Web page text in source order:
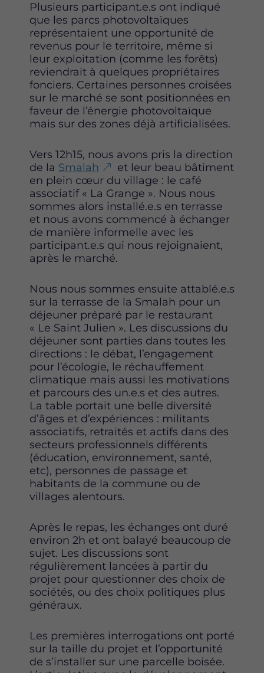
Plusieurs participant.e.s ont indiqué
que les parcs photovoltaïques
représentaient une opportunité de
revenus pour le territoire, même si
leur exploitation (comme les forêts)
reviendrait à quelques propriétaires
fonciers. Certaines personnes croisées
sur le marché se sont positionnées en
faveur de l’énergie photovoltaïque
mais sur des zones déjà artificialisées.
Vers 12h15, nous avons pris la direction
de la Smalah
et leur beau bâtiment
en plein cœur du village : le café
associatif « La Grange ». Nous nous
sommes alors installé.e.s en terrasse
et nous avons commencé à échanger
de manière informelle avec les
participant.e.s qui nous rejoignaient,
après le marché.
Nous nous sommes ensuite attablé.e.s
sur la terrasse de la Smalah pour un
déjeuner préparé par le restaurant
« Le Saint Julien ». Les discussions du
déjeuner sont parties dans toutes les
directions : le débat, l’engagement
pour l’écologie, le réchauffement
climatique mais aussi les motivations
et parcours des un.e.s et des autres.
La table portait une belle diversité
d’âges et d’expériences : militants
associatifs, retraités et actifs dans des
secteurs professionnels différents
(éducation, environnement, santé,
etc), personnes de passage et
habitants de la commune ou de
villages alentours.
Après le repas, les échanges ont duré
environ 2h et ont balayé beaucoup de
sujet. Les discussions sont
régulièrement lancées à partir du
projet pour questionner des choix de
sociétés, ou des choix politiques plus
généraux.
Les premières interrogations ont porté
sur la taille du projet et l’opportunité
de s’installer sur une parcelle boisée.